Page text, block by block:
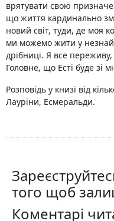
врятувати свою
що життя кардинально
новий світ, туди, де моя
ми можемо жити у
дрібниці. Я все
Головне, що Есті буде зі
Розповідь у книзі від
Лауріни, Есмеральди.
того щоб
Коментарі